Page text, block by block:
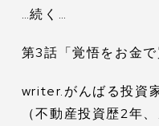
…続く…
第3話「覚悟をお金で
writer.がんばる投資
（不動産投資歴2年